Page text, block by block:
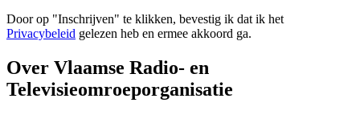
Door op "Inschrijven" te klikken, bevestig ik dat ik het
Privacybeleid gelezen heb en ermee akkoord ga.
Over Vlaamse Radio- en
Televisieomroeporganisatie